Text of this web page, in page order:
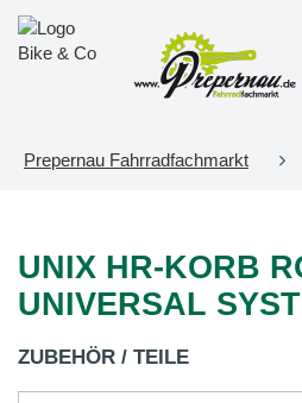
Prepernau Fahrradfachmarkt
UNIX HR-KORB
UNIVERSAL
ZUBEHÖR / TEILE